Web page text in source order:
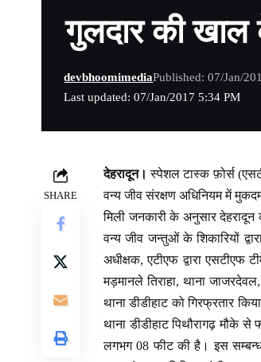
गुलदार की खाल
Last updated: 07/Jan/2017 5:34 PM
devbhoomimediaPublished: 07/Jan/
SHARE
देहरादून। स्पेशल टास्क फ़ोर्स
वन्य जीव संरक्षण अधिनियम में
मिली जनकारी के अनुसार देहरादून
वन्य जीव जन्तुओं के शिकारियों
अधीक्षक, एटीएफ द्वारा एसटीएफ
मड़मानले तिराहा, थाना
थाना डीडीहाट को गिरफ्रतार
थाना डीडीहाट पिथौरागढ़ मौके
लगभग 08 फीट की है। इस सम्बन्ध